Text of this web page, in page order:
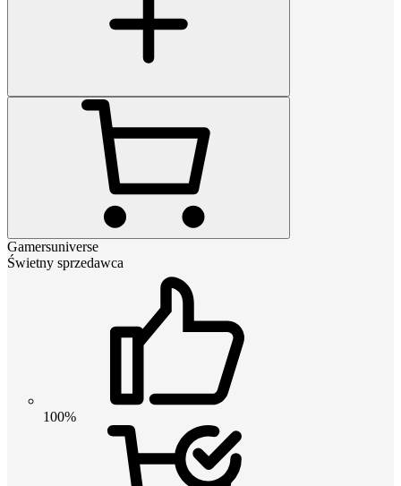
Gamersuniverse
Świetny sprzedawca
100%